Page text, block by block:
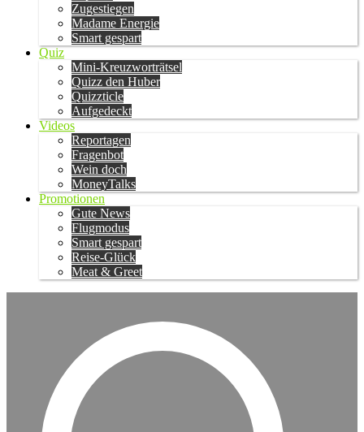
Zugestiegen
Madame Energie
Smart gespart
Quiz
Mini-Kreuzworträtsel
Quizz den Huber
Quizzticle
Aufgedeckt
Videos
Reportagen
Fragenbot
Wein doch
MoneyTalks
Promotionen
Gute News
Flugmodus
Smart gespart
Reise-Glück
Meat & Greet